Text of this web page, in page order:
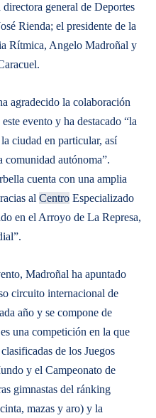
general de Deportes
Rienda; el presidente de la
Rítmica, Angelo Madroñal y
agradecido la colaboración
evento y ha destacado “la
ciudad en particular, así
comunidad autónoma”.
cuenta con una amplia
al Centro Especializado
en el Arroyo de La Represa,
Madroñal ha apuntado
circuito internacional de
año y se compone de
una competición en la que
de los Juegos
y el Campeonato de
gimnastas del ránking
mazas y aro) y la